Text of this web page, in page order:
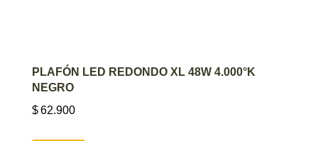
AGREGAR AL CARRITO
PLAFÓN LED REDONDO XL 48W 4.000°K
NEGRO
$62.900